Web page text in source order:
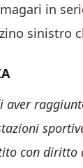
in
sinistro
aver
con diritto